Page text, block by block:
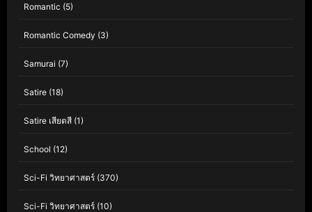
Romantic (5)
Romantic Comedy (3)
Samurai (7)
Satire (18)
Satire เสียดสี (1)
School (12)
Sci-Fi วิทยาศาสตร์ (370)
Sci-Fi วิทยาศาสตร์ (10)